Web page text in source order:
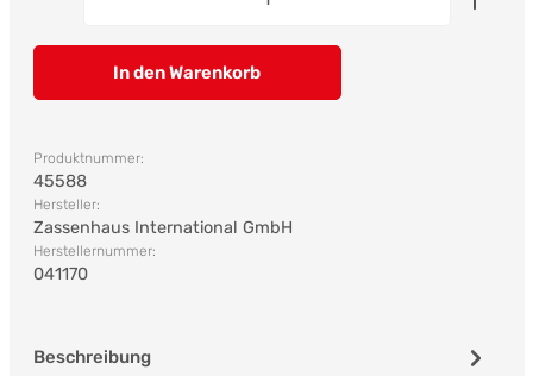
In den Warenkorb
Produktnummer:
45588
Hersteller:
Zassenhaus International GmbH
Herstellernummer:
041170
Beschreibung